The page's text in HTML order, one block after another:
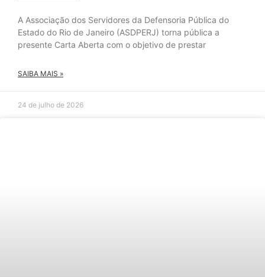
A Associação dos Servidores da Defensoria Pública do
Estado do Rio de Janeiro (ASDPERJ) torna pública a
presente Carta Aberta com o objetivo de prestar
SAIBA MAIS »
24 de julho de 2026